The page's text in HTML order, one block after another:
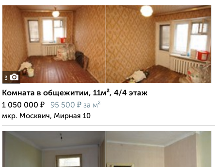
3
Комната в общежитии, 11м², 4/4 этаж
1 050 000 ₽ 95 500 ₽ за м²
мкр. Москвич, Мирная 10